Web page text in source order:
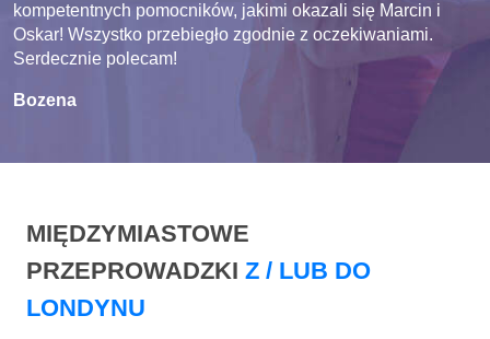
kompetentnych pomocników, jakimi okazali się Marcin i
Oskar! Wszystko przebiegło zgodnie z oczekiwaniami.
Serdecznie polecam!
Bozena
MIĘDZYMIASTOWE
PRZEPROWADZKI Z / LUB DO
LONDYNU